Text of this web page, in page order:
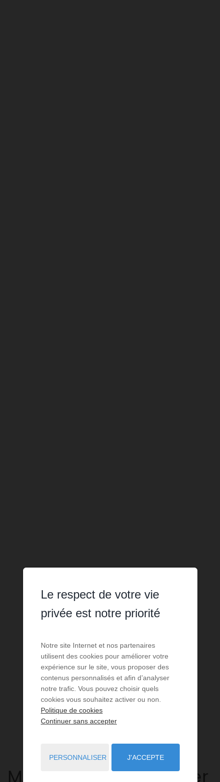
Maison 3 piècesà louer
Le respect de votre vie
privée est notre priorité
Notre site Internet et nos partenaires
utilisent des cookies pour améliorer votre
expérience sur le site, vous proposer des
contenus personnalisés et afin d’analyser
notre trafic. Vous pouvez choisir quels
cookies vous souhaitez activer ou non.
Politique de cookies
Continuer sans accepter
PERSONNALISER J'ACCEPTE